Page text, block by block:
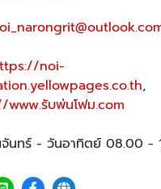
noi-
,
รับพ่นโฟม.com
นทร์ - วันอาทิตย์ 08.00 -